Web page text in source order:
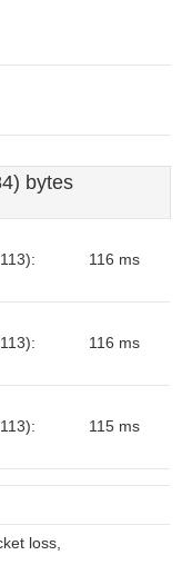
bytes
116 ms
116 ms
115 ms
loss,